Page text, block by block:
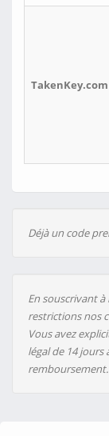
TakenKey.com
Déjà un code
En souscrivant à
restrictions nos
Vous avez
légal de 14
remboursement.